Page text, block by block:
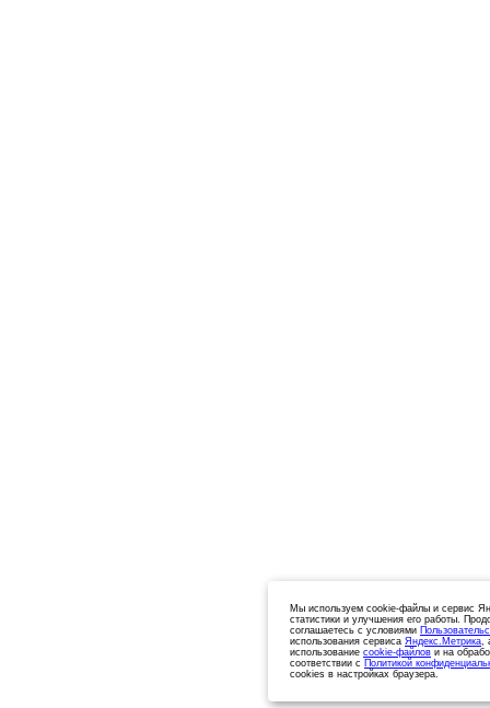
Мы используем cookie-файлы и сервис
статистики и улучшения его работы.
соглашаетесь с условиями
использования сервиса Яндекс.Метрика,
использование cookie-файлов и на
соответствии с Политикой
cookies в настройках браузера.